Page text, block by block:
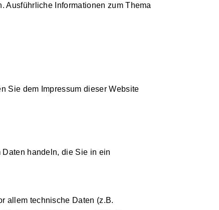
Ausführliche Informationen zum Thema
Sie dem Impressum dieser Website
handeln, die Sie in ein
allem technische Daten (z.B.